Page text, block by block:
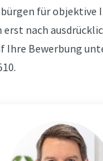
für objektive
nach
Ihre Bewerbung